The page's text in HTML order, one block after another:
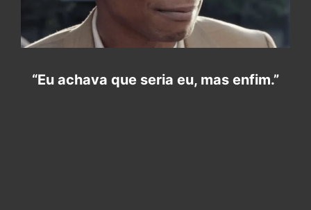
“Eu achava que seria eu, mas enfim.”